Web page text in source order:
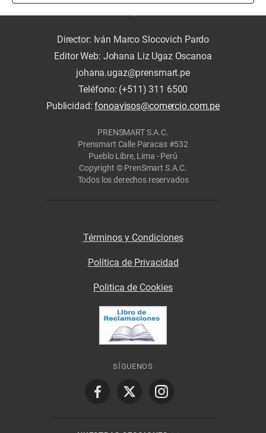
Director: Iván Marco Slocovich Pardo
Editor Web: Johana Liz Ugaz Oscanoa
johana.ugaz@prensmart.pe
Teléfono: (+511) 311 6500
Publicidad:fonoavisos@comercio.com.pe
PRENSMART S.A.C.
Prensmart Calle Paracas #532
Pueblo Libre, Lima - Perú
Copyright © PrenSmart S.A.C.
Todos los derechos reservados
Términos y Condiciones
Política de Privacidad
Politica de Cookies
SÍGUENOS